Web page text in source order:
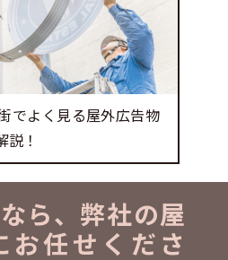
でよく見る屋外広告物
説！
ら、弊社の屋
お任せくださ